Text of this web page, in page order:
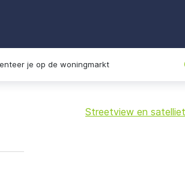
je op de woningmarkt
+
Streetview en